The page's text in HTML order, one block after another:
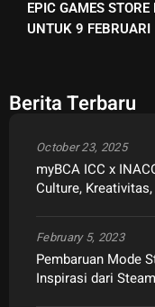
EPIC GAMES
UNTUK 9 FEBRUARI
Berita Terbaru
myBCA ICC x
Culture,
October 23, 2025
Pembaruan Mode
Inspirasi dari
February 5, 2023